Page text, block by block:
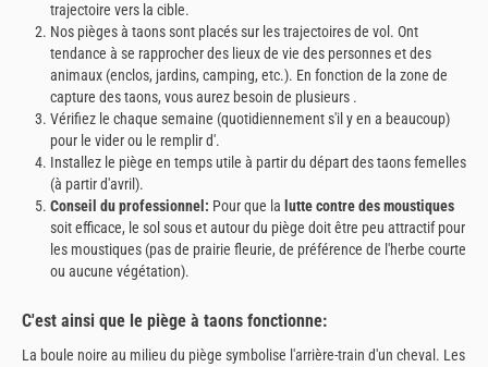
trajectoire vers la cible.
Nos pièges à taons sont placés sur les trajectoires de vol. Ont
tendance à se rapprocher des lieux de vie des personnes et des
animaux (enclos, jardins, camping, etc.). En fonction de la zone de
capture des taons, vous aurez besoin de plusieurs .
Vérifiez le chaque semaine (quotidiennement s'il y en a beaucoup)
pour le vider ou le remplir d'.
Installez le piège en temps utile à partir du départ des taons femelles
(à partir d'avril).
Conseil du professionnel: Pour que la lutte contre des moustiques
soit efficace, le sol sous et autour du piège doit être peu attractif pour
les moustiques (pas de prairie fleurie, de préférence de l'herbe courte
ou aucune végétation).
C'est ainsi que le piège à taons fonctionne:
La boule noire au milieu du piège symbolise l'arrière-train d'un cheval. Les